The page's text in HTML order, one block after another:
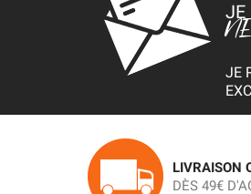
JE
JE
LIVRAISON
DÈS 49€